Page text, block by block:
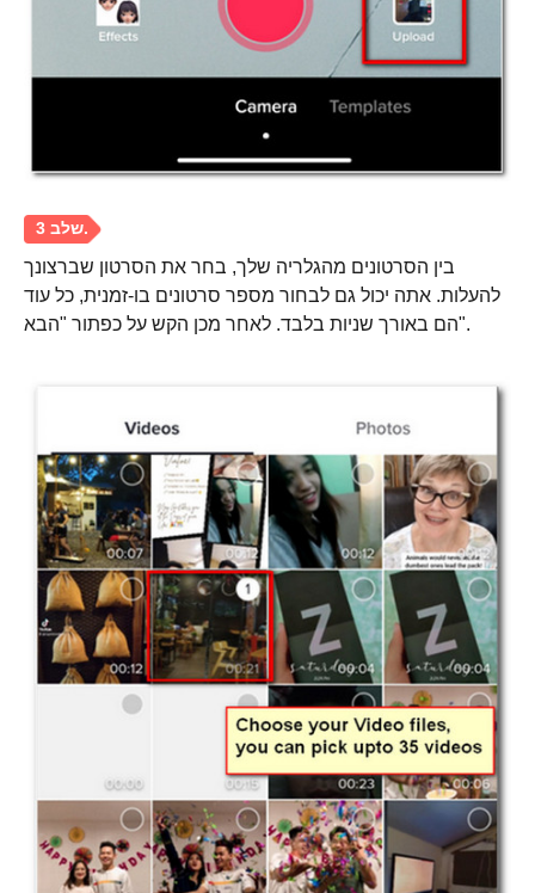
שלב 2.
שלב 3.
בין הסרטונים מהגלריה שלך, בחר את הסרטון שברצונך
להעלות. אתה יכול גם לבחור מספר סרטונים בו-זמנית, כל עוד
הם באורך שניות בלבד. לאחר מכן הקש על כפתור "הבא".